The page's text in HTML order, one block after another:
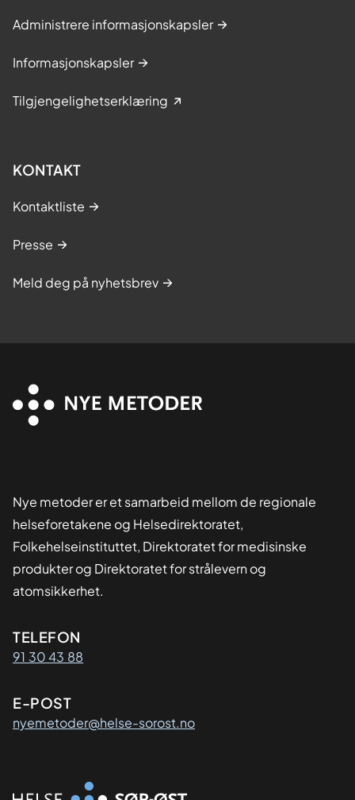
Administrere informasjonskapsler
Informasjonskapsler
Tilgjengelighetserklæring
KONTAKT
Kontaktliste
Presse
Meld deg på nyhetsbrev
Nye metoder er et samarbeid mellom de regionale
helseforetakene og Helsedirektoratet,
Folkehelseinstituttet, Direktoratet for medisinske
produkter og Direktoratet for strålevern og
atomsikkerhet.
Kontaktinformasjon
TELEFON
91 30 43 88
E-POST
nyemetoder@helse-sorost.no
Organisasjon